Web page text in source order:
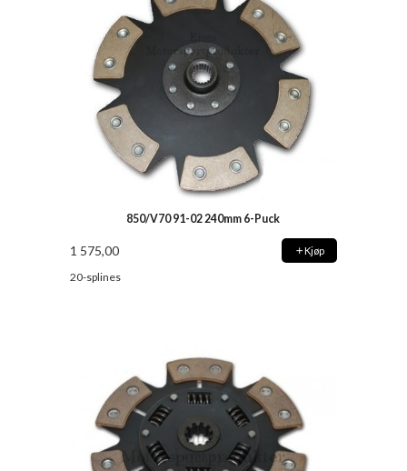
850/V70 91-02 240mm 6-Puck
1 575,00 Kjøp
20-splines